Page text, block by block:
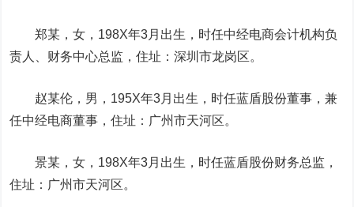
郑某，女，198X年3月出生，时任中经电商会计机构负
责人、财务中心总监，住址：深圳市龙岗区。
赵某伦，男，195X年3月出生，时任蓝盾股份董事，兼
任中经电商董事，住址：广州市天河区。
景某，女，198X年3月出生，时任蓝盾股份财务总监，
住址：广州市天河区。